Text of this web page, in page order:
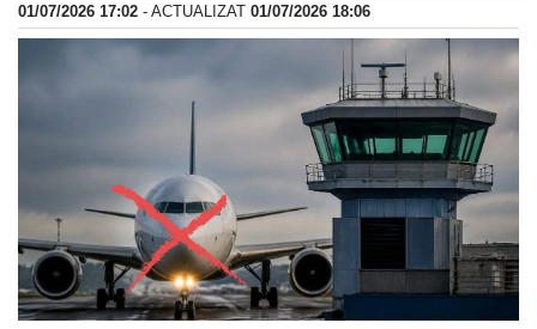
01/07/2026 17:02 - ACTUALIZAT 01/07/2026 18:06